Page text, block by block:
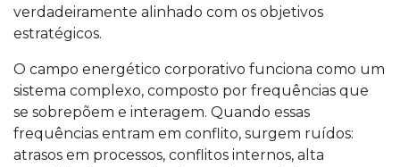
verdadeiramente alinhado com os objetivos
estratégicos.
O campo energético corporativo funciona como um
sistema complexo, composto por frequências que
se sobrepõem e interagem. Quando essas
frequências entram em conflito, surgem ruídos:
atrasos em processos, conflitos internos, alta